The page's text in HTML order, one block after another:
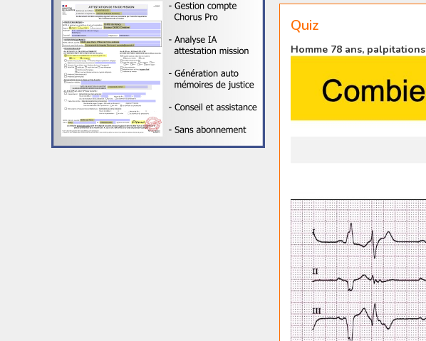
Quiz
Homme 78 ans, palpitations